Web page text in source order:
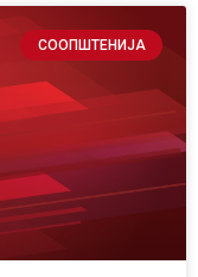
СООПШТЕНИЈА